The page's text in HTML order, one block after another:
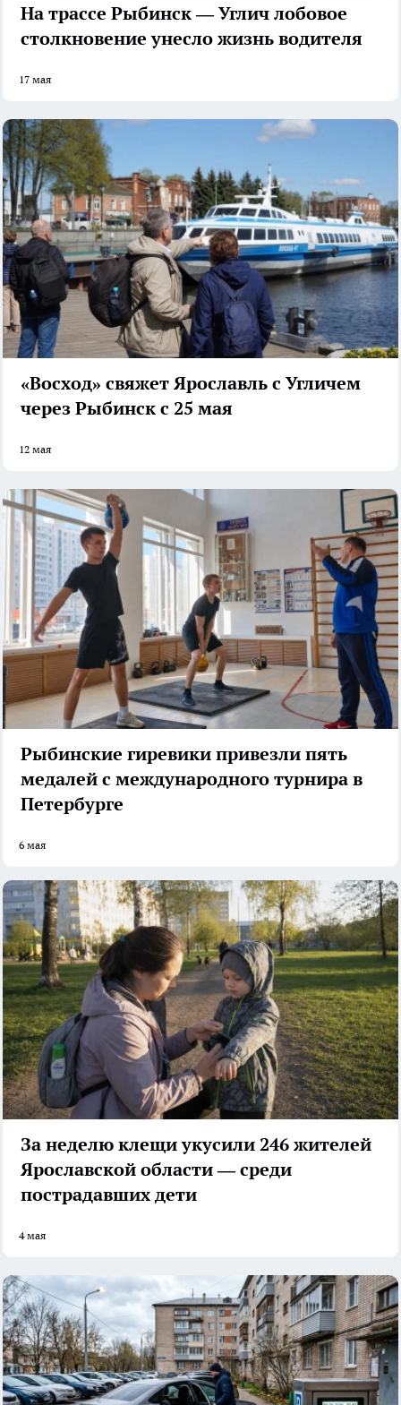
На трассе Рыбинск — Углич лобовое
столкновение унесло жизнь водителя
17 мая
«Восход» свяжет Ярославль с Угличем
через Рыбинск с 25 мая
12 мая
Рыбинские гиревики привезли пять
медалей с международного турнира в
Петербурге
6 мая
За неделю клещи укусили 246 жителей
Ярославской области — среди
пострадавших дети
4 мая